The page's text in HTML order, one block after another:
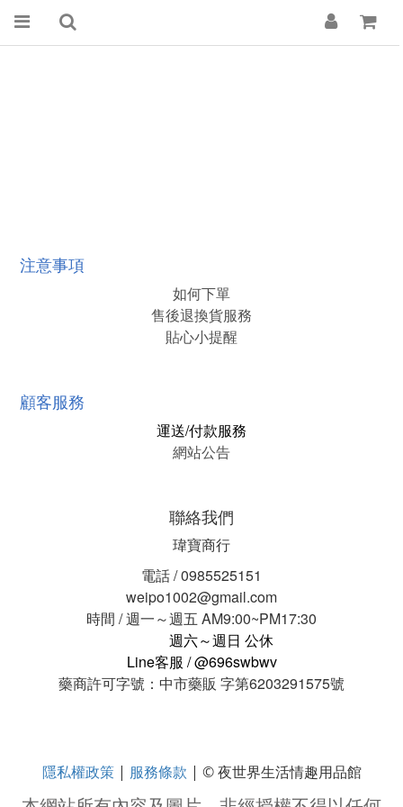
注意事項
如何下單
售後退換貨服務
貼心小提醒
顧客服務
運送/付款服務
網站公告
聯絡我們
瑋寶商行
電話 / 0985525151
weipo1002@gmail.com
時間 / 週一～週五 AM9:00~PM17:30
週六～週日 公休
Line客服 / @696swbwv
藥商許可字號：中市藥販 字第6203291575號
隱私權政策| 服務條款 | © 夜世界生活情趣用品館